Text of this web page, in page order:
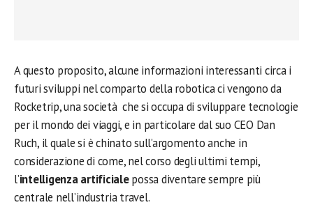
A questo proposito, alcune informazioni interessanti circa i
futuri sviluppi nel comparto della robotica ci vengono da
Rocketrip, una società che si occupa di sviluppare tecnologie
per il mondo dei viaggi, e in particolare dal suo CEO Dan
Ruch, il quale si è chinato sull’argomento anche in
considerazione di come, nel corso degli ultimi tempi,
l’intelligenza artificialepossa diventare sempre più
centrale nell’industria travel.